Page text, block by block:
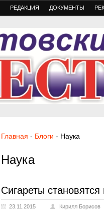
РЕДАКЦИЯ ДОКУМЕНТЫ
Главная - Блоги - Наука
Наука
Сигареты
23.11.2015 Кирилл Борисов